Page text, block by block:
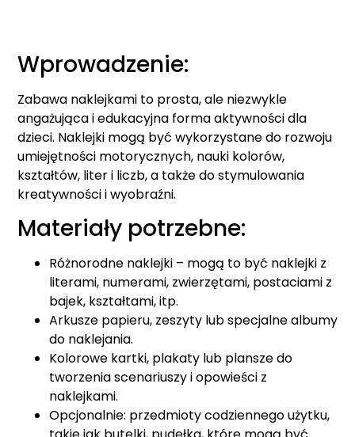
Wprowadzenie:
Zabawa naklejkami to prosta, ale niezwykle
angażująca i edukacyjna forma aktywności dla
dzieci. Naklejki mogą być wykorzystane do rozwoju
umiejętności motorycznych, nauki kolorów,
kształtów, liter i liczb, a także do stymulowania
kreatywności i wyobraźni.
Materiały potrzebne:
Różnorodne naklejki – mogą to być naklejki z
literami, numerami, zwierzętami, postaciami z
bajek, kształtami, itp.
Arkusze papieru, zeszyty lub specjalne albumy
do naklejania.
Kolorowe kartki, plakaty lub plansze do
tworzenia scenariuszy i opowieści z
naklejkami.
Opcjonalnie: przedmioty codziennego użytku,